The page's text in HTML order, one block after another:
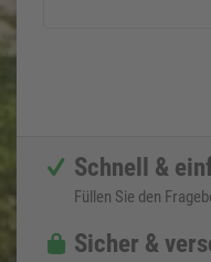
Schnell &
Füllen Sie den
Sicher &